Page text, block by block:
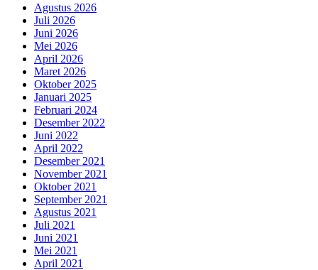
Agustus 2026
Juli 2026
Juni 2026
Mei 2026
April 2026
Maret 2026
Oktober 2025
Januari 2025
Februari 2024
Desember 2022
Juni 2022
April 2022
Desember 2021
November 2021
Oktober 2021
September 2021
Agustus 2021
Juli 2021
Juni 2021
Mei 2021
April 2021